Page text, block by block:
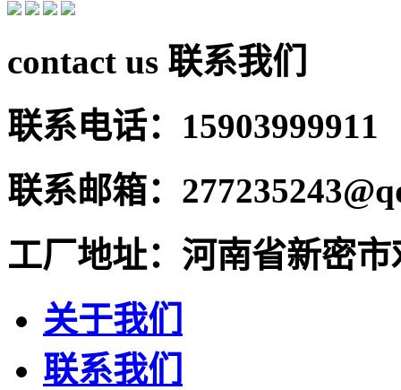
contact us 联系我们
联系电话：15903999911
联系邮箱：
工厂地址：河南省新密
关于我们
联系我们